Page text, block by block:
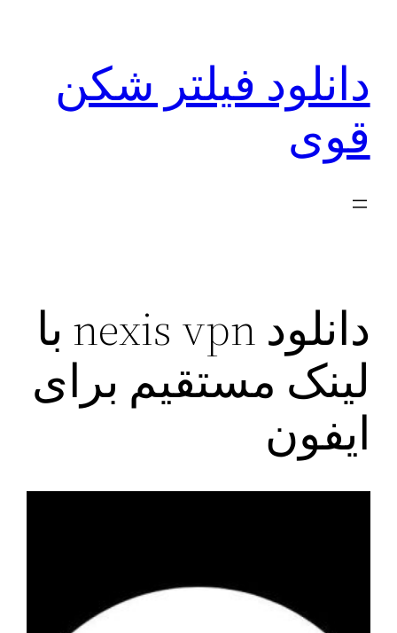
دانلود فیلتر شکن
قوی
دانلود nexis vpn با
لینک مستقیم برای
ایفون